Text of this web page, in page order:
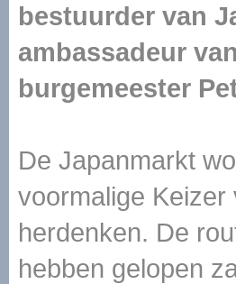
bestuurder van
ambassadeur
burgemeester
De Japanmarkt
voormalige
herdenken. De
hebben gelopen